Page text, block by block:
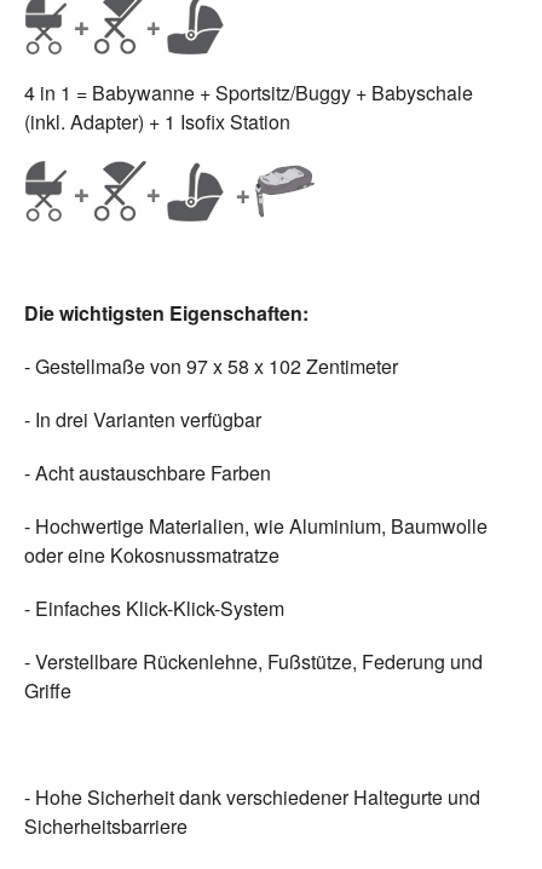
4 in 1 = Babywanne + Sportsitz/Buggy + Babyschale
(inkl. Adapter) + 1 Isofix Station
Die wichtigsten Eigenschaften:
- Gestellmaße von 97 x 58 x 102 Zentimeter
- In drei Varianten verfügbar
- Acht austauschbare Farben
- Hochwertige Materialien, wie Aluminium, Baumwolle
oder eine Kokosnussmatratze
- Einfaches Klick-Klick-System
- Verstellbare Rückenlehne, Fußstütze, Federung und
Griffe
- Hohe Sicherheit dank verschiedener Haltegurte und
Sicherheitsbarriere